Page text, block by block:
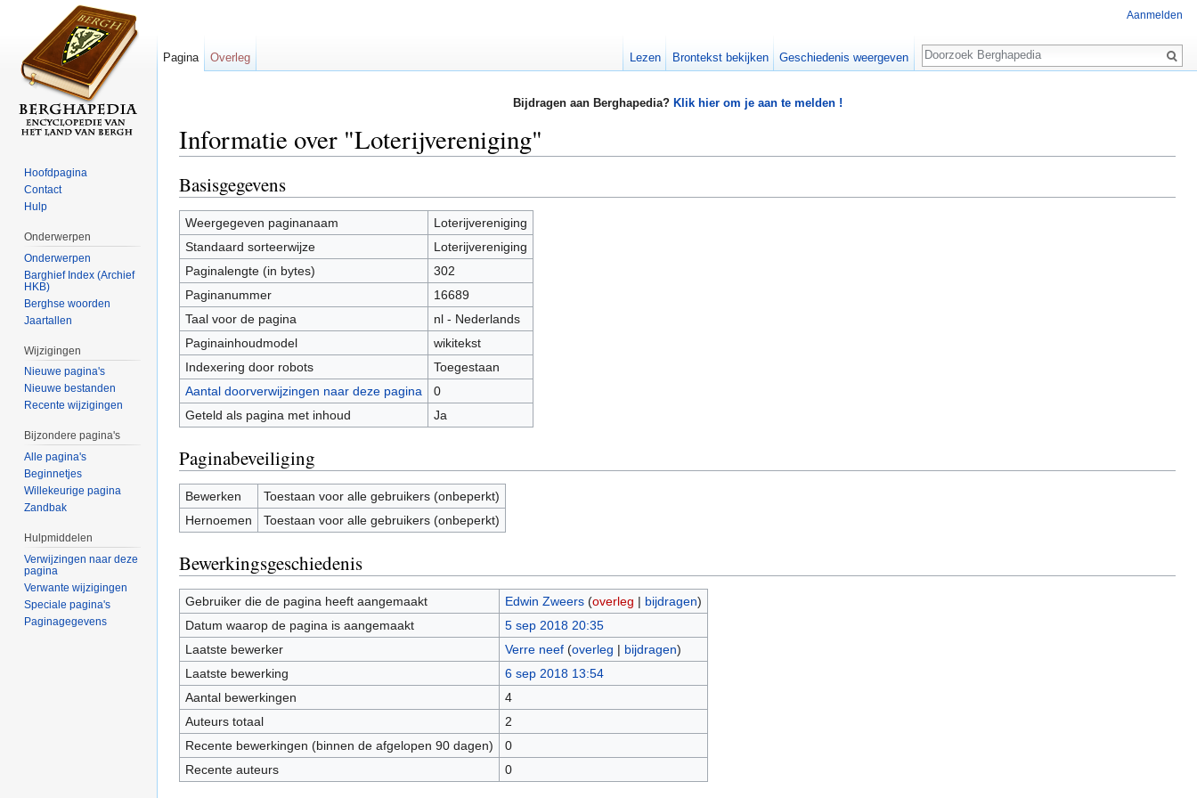
Bijdragen aan Berghapedia? Klik hier om je aan te melden !
Informatie over "Loterijvereniging"
Basisgegevens
Weergegeven paginanaam
Loterijvereniging
Standaard sorteerwijze
Loterijvereniging
Paginalengte (in bytes)
302
Paginanummer
16689
Taal voor de pagina
nl - Nederlands
Paginainhoudmodel
wikitekst
Indexering door robots
Toegestaan
Aantal doorverwijzingen naar deze pagina
0
Geteld als pagina met inhoud
Ja
Paginabeveiliging
Bewerken
Toestaan voor alle gebruikers (onbeperkt)
Hernoemen
Toestaan voor alle gebruikers (onbeperkt)
Bewerkingsgeschiedenis
Gebruiker die de pagina heeft aangemaakt Edwin Zweers (overleg | bijdragen)
Datum waarop de pagina is aangemaakt
5 sep 2018 20:35
Laatste bewerker
Verre neef (overleg | bijdragen)
Laatste bewerking
6 sep 2018 13:54
Aantal bewerkingen
4
Auteurs totaal
2
Recente bewerkingen (binnen de afgelopen 90 dagen)
0
Recente auteurs
0
Aanmelden
Pagina Overleg Lezen Brontekst bekijken Geschiedenis weergeven
Zoeken
Hoofdpagina
Contact
Hulp
Onderwerpen
Onderwerpen
Barghief Index (Archief
HKB)
Berghse woorden
Jaartallen
Wijzigingen
Nieuwe pagina's
Nieuwe bestanden
Recente wijzigingen
Bijzondere pagina's
Alle pagina's
Beginnetjes
Willekeurige pagina
Zandbak
Hulpmiddelen
Verwijzingen naar deze
pagina
Verwante wijzigingen
Speciale pagina's
Paginagegevens